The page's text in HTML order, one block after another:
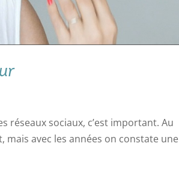
réseaux sociaux, c’est important. Au
mais avec les années on constate une